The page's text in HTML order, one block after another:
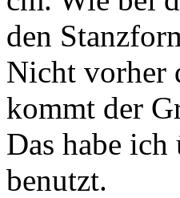
den
Nicht vorher
kommt der
Das habe
benutzt.